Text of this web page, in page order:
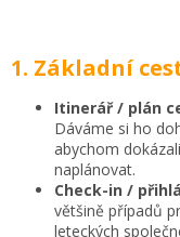
1. Základní
Itinerář / plán
Dáváme si ho
abychom
naplánovat.
Check-in /
většině případů
leteckých